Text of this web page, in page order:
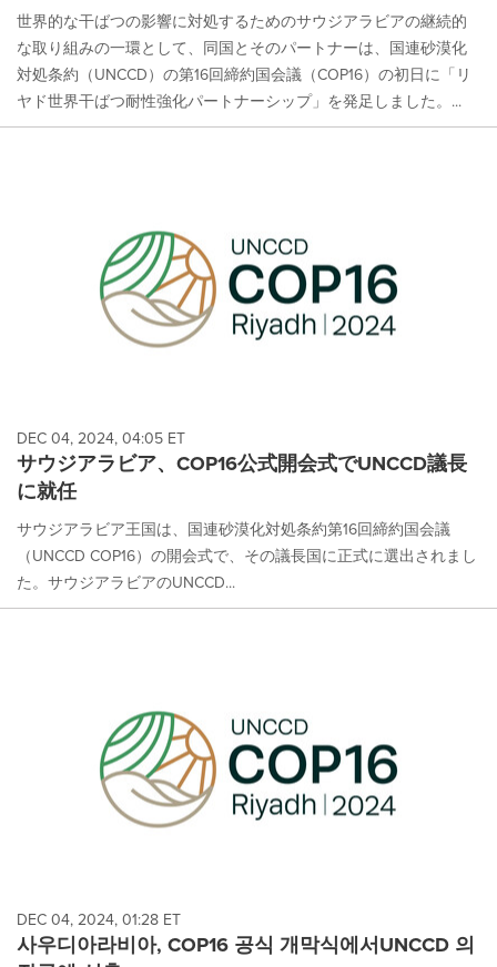
世界的な干ばつの影響に対処するためのサウジアラビアの継続的
な取り組みの一環として、同国とそのパートナーは、国連砂漠化
対処条約（UNCCD）の第16回締約国会議（COP16）の初日に「リ
ヤド世界干ばつ耐性強化パートナーシップ」を発足しました。...
DEC 04, 2024, 04:05 ET
サウジアラビア、COP16公式開会式でUNCCD議長
に就任
サウジアラビア王国は、国連砂漠化対処条約第16回締約国会議
（UNCCD COP16）の開会式で、その議長国に正式に選出されまし
た。サウジアラビアのUNCCD...
DEC 04, 2024, 01:28 ET
사우디아라비아, COP16 공식 개막식에서UNCCD 의